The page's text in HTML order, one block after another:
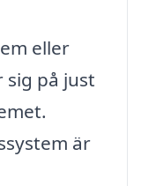
eller
på just
är